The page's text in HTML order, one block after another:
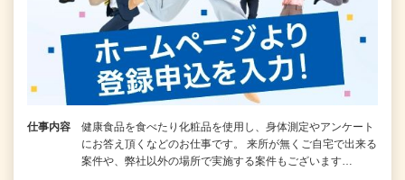
仕事内容
健康食品を食べたり化粧品を使用し、身体測定やアンケート
にお答え頂くなどのお仕事です。 来所が無くご自宅で出来る
案件や、弊社以外の場所で実施する案件もございます…